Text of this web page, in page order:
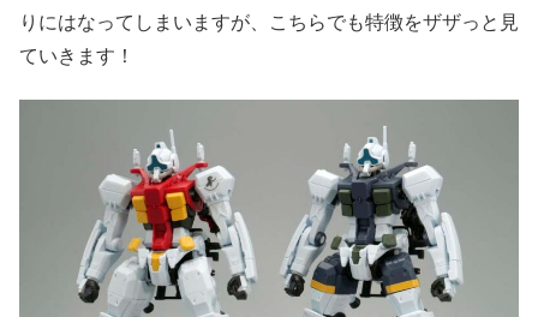
りにはなってしまいますが、こちらでも特徴をザザっと見
ていきます！